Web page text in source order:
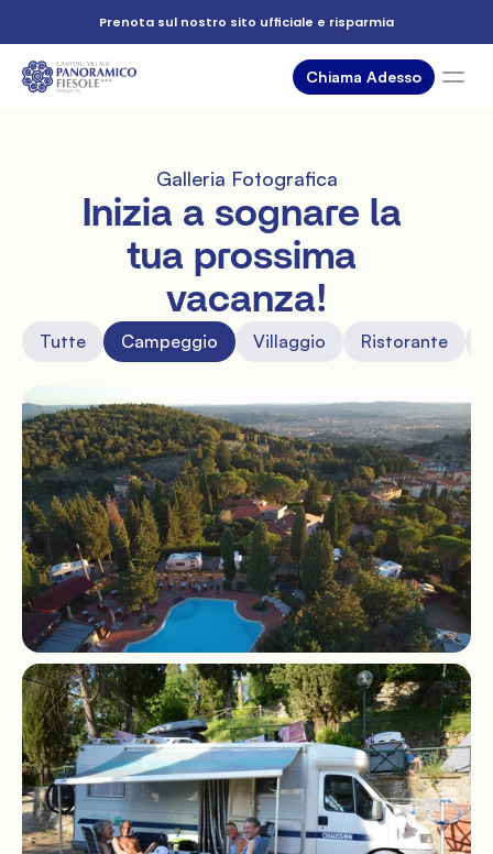
Prenota sul nostro sito ufficiale e risparmia
Chiama Adesso
Servizi
Dintorni
Offerte
Dove siamo
Gallery
FAQ
Chiama ora
Indicazioni
© Mugello Verde
PrivacyTermsCookies
Galleria Fotografica
Inizia a sognare la
tua prossima
vacanza!
Tutte Campeggio Villaggio Ristorante